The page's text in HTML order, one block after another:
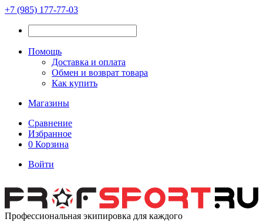
+7 (985) 177-77-03
Помощь
Доставка и оплата
Обмен и возврат товара
Как купить
Магазины
Сравнение
Избранное
0 Корзина
Войти
Профессиональная экипировка для каждого